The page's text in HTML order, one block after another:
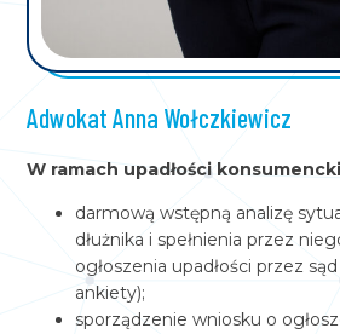
Adwokat Anna Wołczkiewicz
W ramach upadłości
darmową wstępną analizę
dłużnika i spełnienia przez
ogłoszenia upadłości przez
ankiety);
sporządzenie wniosku o